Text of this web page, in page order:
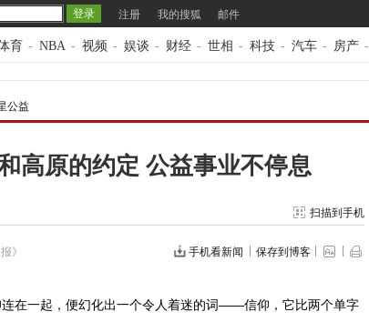
注册 我的搜狐 邮件
育 - NBA - 视频 - 娱谈 - 财经 - 世相 - 科技 - 汽车 - 房产 -
公益
高原的约定 公益事业不停息
扫描到手机
》 手机看新闻 保存到博客
在一起，便幻化出一个令人着迷的词——信仰，它比两个单字